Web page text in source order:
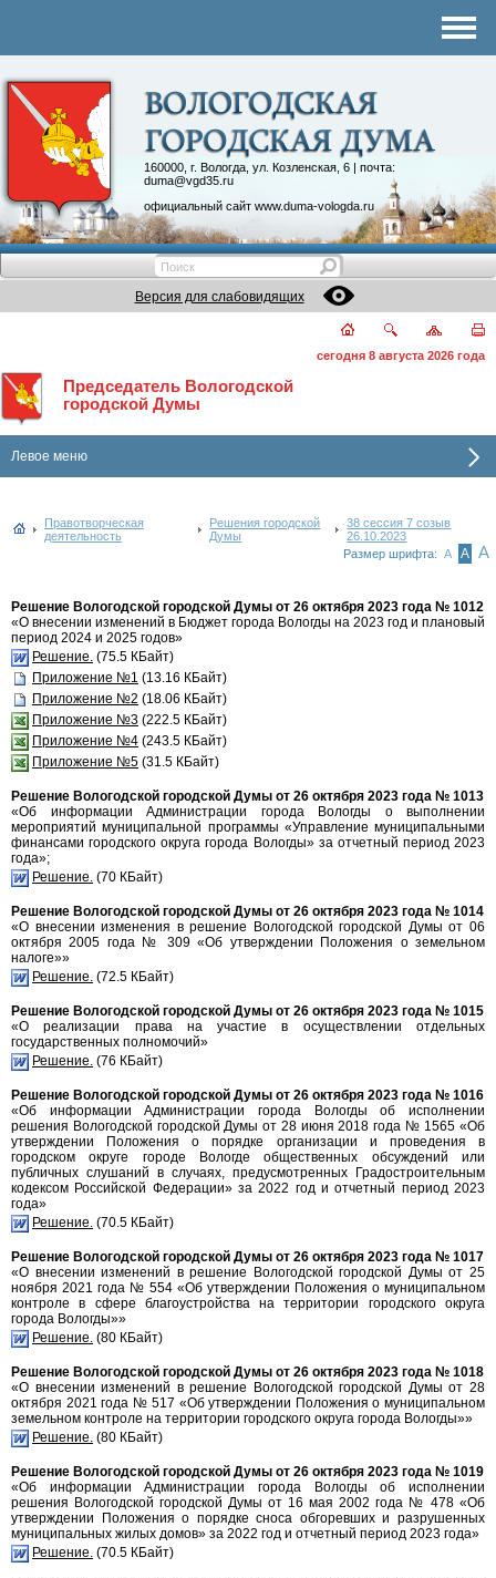
160000, г. Вологда, ул. Козленская, 6 | почта:
duma@vgd35.ru
официальный сайт www.duma-vologda.ru
Контакты
Депутатские объединения
Версия для слабовидящих
сегодня 8 августа 2026 года
Председатель Вологодской
городской Думы
Левое меню
Правотворческая
деятельность
Решения городской
Думы
38 сессия 7 созыв
26.10.2023
Размер шрифта: А А А
Решение Вологодской городской Думы от 26 октября 2023 года № 1012
«О внесении изменений в Бюджет города Вологды на 2023 год и плановый
период 2024 и 2025 годов»
Решение. (75.5 КБайт)
Приложение №1 (13.16 КБайт)
Приложение №2 (18.06 КБайт)
Приложение №3 (222.5 КБайт)
Приложение №4 (243.5 КБайт)
Приложение №5 (31.5 КБайт)
Решение Вологодской городской Думы от 26 октября 2023 года № 1013
«Об информации Администрации города Вологды о выполнении
мероприятий муниципальной программы «Управление муниципальными
финансами городского округа города Вологды» за отчетный период 2023
года»;
Решение. (70 КБайт)
Решение Вологодской городской Думы от 26 октября 2023 года № 1014
«О внесении изменения в решение Вологодской городской Думы от 06
октября 2005 года № 309 «Об утверждении Положения о земельном
налоге»»
Решение. (72.5 КБайт)
Решение Вологодской городской Думы от 26 октября 2023 года № 1015
«О реализации права на участие в осуществлении отдельных
государственных полномочий»
Решение. (76 КБайт)
Решение Вологодской городской Думы от 26 октября 2023 года № 1016
«Об информации Администрации города Вологды об исполнении
решения Вологодской городской Думы от 28 июня 2018 года № 1565 «Об
утверждении Положения о порядке организации и проведения в
городском округе городе Вологде общественных обсуждений или
публичных слушаний в случаях, предусмотренных Градостроительным
кодексом Российской Федерации» за 2022 год и отчетный период 2023
года»
Решение. (70.5 КБайт)
Решение Вологодской городской Думы от 26 октября 2023 года № 1017
«О внесении изменений в решение Вологодской городской Думы от 25
ноября 2021 года № 554 «Об утверждении Положения о муниципальном
контроле в сфере благоустройства на территории городского округа
города Вологды»»
Решение. (80 КБайт)
Решение Вологодской городской Думы от 26 октября 2023 года № 1018
«О внесении изменений в решение Вологодской городской Думы от 28
октября 2021 года № 517 «Об утверждении Положения о муниципальном
земельном контроле на территории городского округа города Вологды»»
Решение. (80 КБайт)
Решение Вологодской городской Думы от 26 октября 2023 года № 1019
«Об информации Администрации города Вологды об исполнении
решения Вологодской городской Думы от 16 мая 2002 года № 478 «Об
утверждении Положения о порядке сноса обгоревших и разрушенных
муниципальных жилых домов» за 2022 год и отчетный период 2023 года»
Решение. (70.5 КБайт)